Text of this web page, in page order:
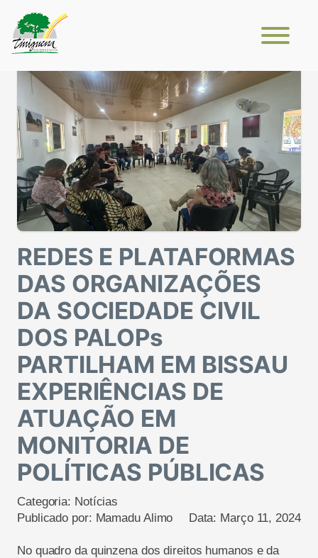
REDES E PLATAFORMAS
DAS ORGANIZAÇÕES
DA SOCIEDADE CIVIL
DOS PALOPs
PARTILHAM EM BISSAU
EXPERIÊNCIAS DE
ATUAÇÃO EM
MONITORIA DE
POLÍTICAS PÚBLICAS
Categoria: Notícias
Publicado por: Mamadu Alimo Data: Março 11, 2024
No quadro da quinzena dos direitos humanos e da